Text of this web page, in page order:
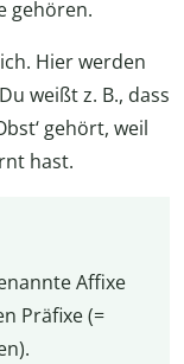
gehören.
Hier werden
weißt z. B., dass
gehört, weil
hast.
Affixe
Präfixe (=